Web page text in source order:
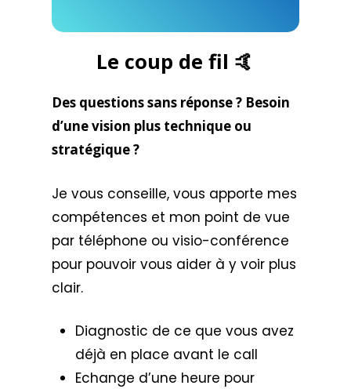
Le coup de fil 🤙
Des questions sans réponse ? Besoin
d’une vision plus technique ou
stratégique ?
Je vous conseille, vous apporte mes
compétences et mon point de vue
par téléphone ou visio-conférence
pour pouvoir vous aider à y voir plus
clair.
Diagnostic de ce que vous avez
déjà en place avant le call
Echange d’une heure pour